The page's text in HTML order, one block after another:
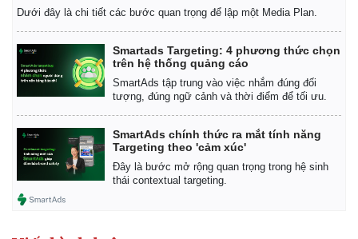
Dưới đây là chi tiết các bước quan trọng để lập một Media Plan.
Smartads Targeting: 4 phương thức chọn
trên hệ thống quảng cáo
SmartAds tập trung vào việc nhắm đúng đối
tượng, đúng ngữ cảnh và thời điểm để tối ưu.
SmartAds chính thức ra mắt tính năng
Targeting theo 'cảm xúc'
Đây là bước mở rộng quan trọng trong hệ sinh
thái contextual targeting.